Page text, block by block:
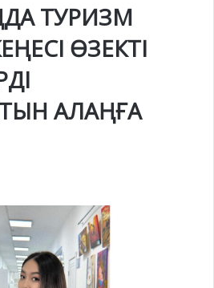
ТУРИЗМ
ӨЗЕКТІ
АЛАҢҒА